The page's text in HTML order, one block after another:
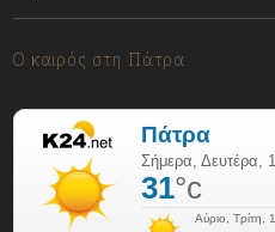
Ο καιρός στη Πάτρα